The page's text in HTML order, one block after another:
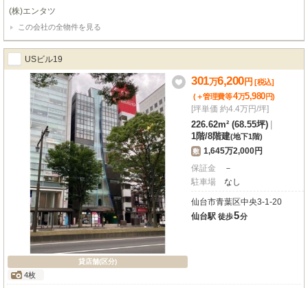
にはカフェや居酒屋、カラオケ店もあり、お酒を飲む方も非常に多いエリアで
す。当物件も重飲食を含む飲食店相談可能でございます！またクリニック等も
相談可能でございますので様々な業態で是非ご相談ください。
(株)エンタツ
この会社の全物件を見る
USビル19
貸店舗(区分)
4枚
301万6,200円 [税込]
(＋管理費等4万5,980円)
[坪単価 約4.4万円/坪]
226.62m² (68.55坪)
1階/8階建(地下1階)
敷 1,645万2,000円
保証金
－
駐車場
なし
仙台市青葉区中央3-1-20
仙台駅 徒歩5分